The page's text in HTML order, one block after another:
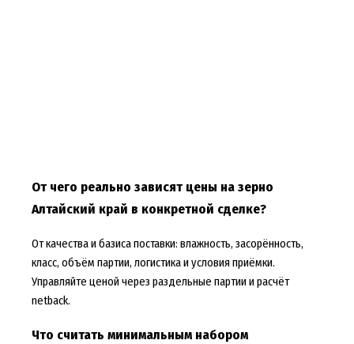
От чего реально зависят цены на зерно
Алтайский край в конкретной сделке?
От качества и базиса поставки: влажность, засорённость,
класс, объём партии, логистика и условия приёмки.
Управляйте ценой через раздельные партии и расчёт
netback.
Что считать минимальным набором